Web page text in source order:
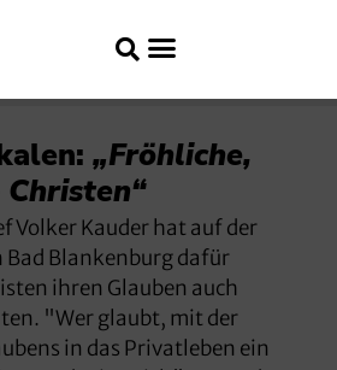
„Fröhliche,
Volker Kauder hat auf der
Blankenburg dafür
ihren Glauben auch
"Wer glaubt, mit der
in das Privatleben ein